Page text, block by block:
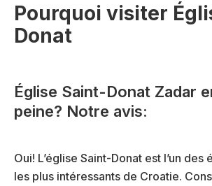
Pourquoi visiter
Donat
Église Saint-Donat Zadar
peine? Notre avis:
Oui! L’église Saint-Donat est l’un
les plus intéressants de Croatie.